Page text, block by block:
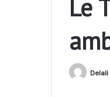
Le
Delali